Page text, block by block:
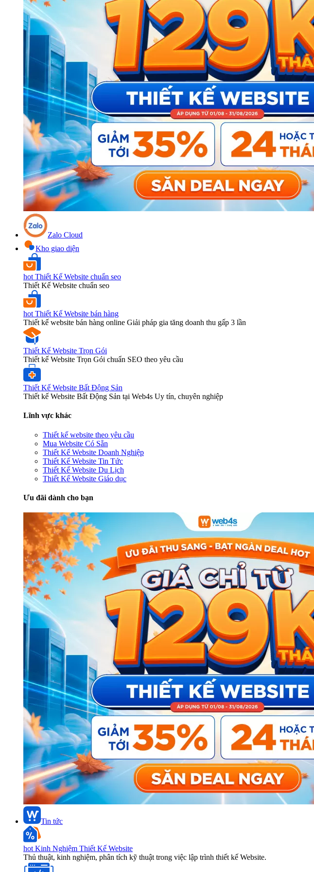
Zalo Cloud
Kho giao diện
hot Thiết Kế Website chuẩn seo
Thiết Kế Website chuẩn seo
hot Thiết Kế Website bán hàng
Thiết kế website bán hàng online Giải pháp gia tăng doanh thu gấp 3 lần
Thiết Kế Website Trọn Gói
Thiết kế Website Trọn Gói chuẩn SEO theo yêu cầu
Thiết Kế Website Bất Động Sản
Thiết kế Website Bất Động Sản tại Web4s Uy tín, chuyên nghiệp
Lĩnh vực khác
Thiết kế website theo yêu cầu
Mua Website Có Sẵn
Thiết Kế Website Doanh Nghiệp
Thiết Kế Website Tin Tức
Thiết Kế Website Du Lịch
Thiết Kế Website Giáo dục
Ưu đãi dành cho bạn
Tin tức
hot Kinh Nghiệm Thiết Kế Website
Thủ thuật, kinh nghiệm, phân tích kỹ thuật trong việc lập trình thiết kế Website.